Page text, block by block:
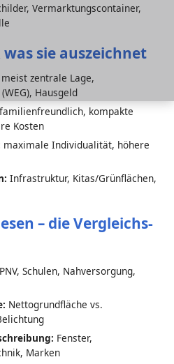
Vermarktungscontainer,
sie auszeichnet
meist zentrale Lage,
Hausgeld
familienfreundlich, kompakte
Kosten
maximale Individualität, höhere
Infrastruktur, Kitas/Grünflächen,
– die Vergleichs-
Schulen, Nahversorgung,
Nettogrundfläche vs.
Fenster,
Marken